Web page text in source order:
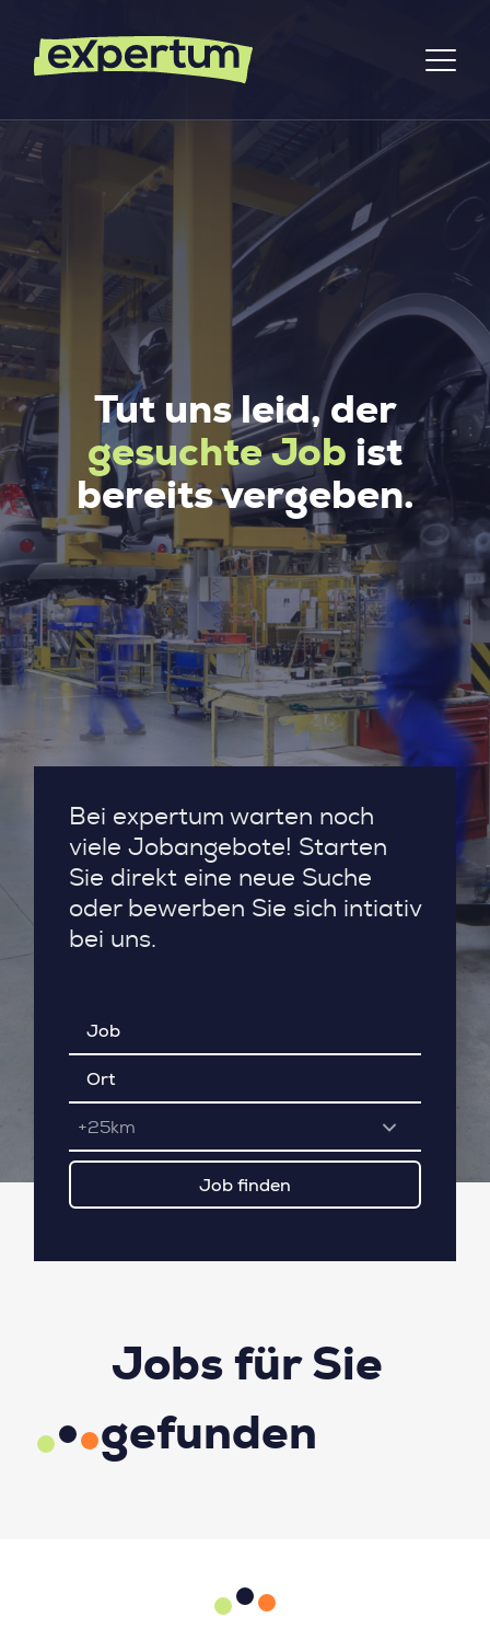
Tut uns leid, der
gesuchte Job ist
bereits vergeben.
Bei expertum warten noch
viele Jobangebote! Starten
Sie direkt eine neue Suche
oder bewerben Sie sich intiativ
bei uns.
+25km